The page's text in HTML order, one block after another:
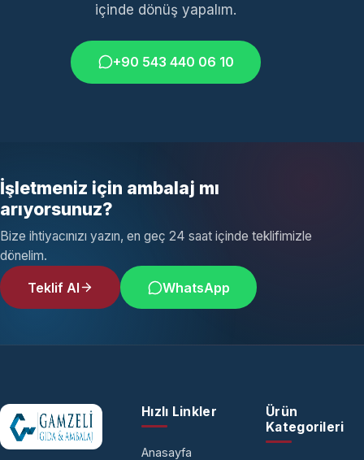
içinde dönüş yapalım.
+90 543 440 06 10
İşletmeniz için ambalaj mı
arıyorsunuz?
Bize ihtiyacınızı yazın, en geç 24 saat içinde teklifimizle
dönelim.
Teklif Al WhatsApp
Hızlı Linkler
Anasayfa
Ürün
Kategorileri